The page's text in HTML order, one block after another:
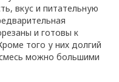
вкус и питательную
и готовы к
того у них долгий
можно большими